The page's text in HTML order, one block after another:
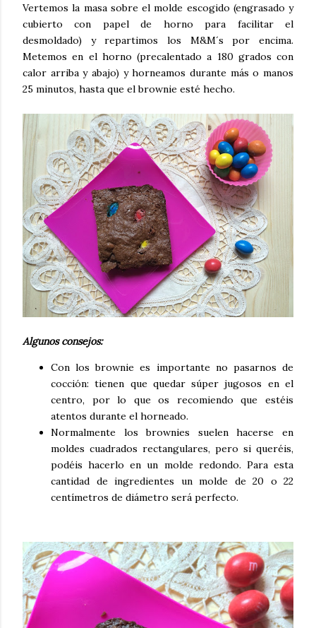
Vertemos la masa sobre el molde escogido (engrasado y
cubierto con papel de horno para facilitar el
desmoldado) y repartimos los M&M´s por encima.
Metemos en el horno (precalentado a 180 grados con
calor arriba y abajo) y horneamos durante más o manos
25 minutos, hasta que el brownie esté hecho.
Algunos consejos:
Con los brownie es importante no pasarnos de
cocción: tienen que quedar súper jugosos en el
centro, por lo que os recomiendo que estéis
atentos durante el horneado.
Normalmente los brownies suelen hacerse en
moldes cuadrados rectangulares, pero si queréis,
podéis hacerlo en un molde redondo. Para esta
cantidad de ingredientes un molde de 20 o 22
centímetros de diámetro será perfecto.